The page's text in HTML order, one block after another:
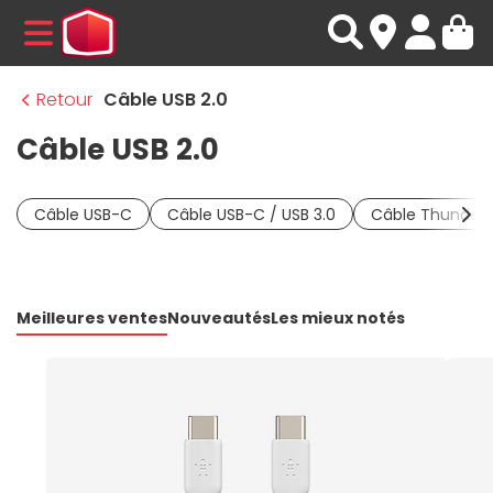
MENU
Retour Câble USB 2.0
Câble USB 2.0
Câble USB-C Câble USB-C / USB 3.0 Câble
Meilleures ventesNouveautésLes mieux notés